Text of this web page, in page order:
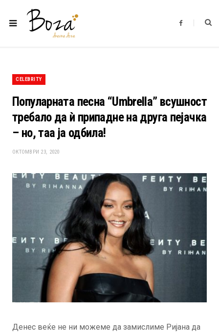
F
b
CELEBRITY
Популарната песна “Umbrella” всушност
требало да ѝ припадне на друга пејачка
– но, таа ја одбила!
ОКТОМВРИ 23, 2020
Денес веќе не ни можеме да замислиме Ријана да